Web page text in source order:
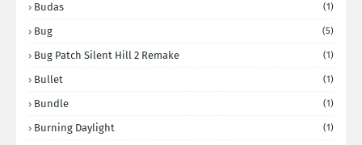
Budas (1)
Bug (5)
Bug Patch Silent Hill 2 Remake (1)
Bullet (1)
Bundle (1)
Burning Daylight (1)